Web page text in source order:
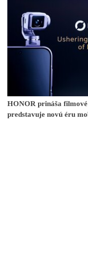
HONOR prináša
predstavuje novú éru